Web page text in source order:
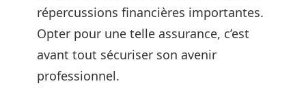
répercussions financières importantes.
Opter pour une telle assurance, c’est
avant tout sécuriser son avenir
professionnel.